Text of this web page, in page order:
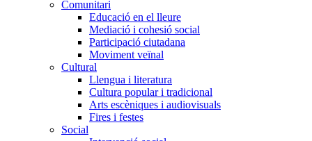
Comunitari
Educació en el lleure
Mediació i cohesió social
Participació ciutadana
Moviment veïnal
Cultural
Llengua i literatura
Cultura popular i tradicional
Arts escèniques i audiovisuals
Fires i festes
Social